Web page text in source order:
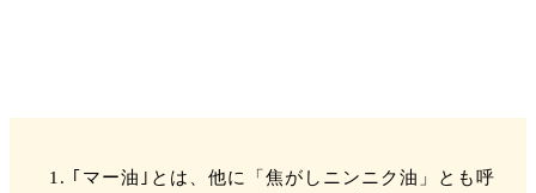
｢マー油｣とは、他に「焦がしニンニク油」とも呼